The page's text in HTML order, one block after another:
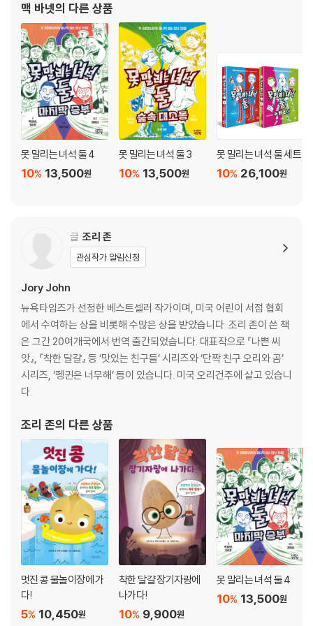
맥 바넷의 다른 상품
못 말리는 녀석 둘 4
13,500원
10%
못 말리는 녀석 둘 3
13,500원
10%
못 말리는 녀석 둘 세트
26,100원
10%
글 조리 존
관심작가 알림신청
Jory John
뉴욕타임즈가 선정한 베스트셀러 작가이며, 미국 어린이 서점 협회
에서 수여하는 상을 비롯해 수많은 상을 받았습니다. 조리 존이 쓴 책
은 그간 20여개국에서 번역 출간되었습니다. 대표작으로 『나쁜 씨
앗』, 『착한 달걀』 등 ‘맛있는 친구들’ 시리즈와 ‘단짝 친구 오리와 곰’
시리즈, ‘펭귄은 너무해’ 등이 있습니다. 미국 오리건주에 살고 있습니
다.
조리 존의 다른 상품
멋진 콩 물놀이장에 가
다!
10,450원
5%
착한 달걀 장기자랑에
나가다!
9,900원
10%
못 말리는 녀석 둘 4
13,500원
10%